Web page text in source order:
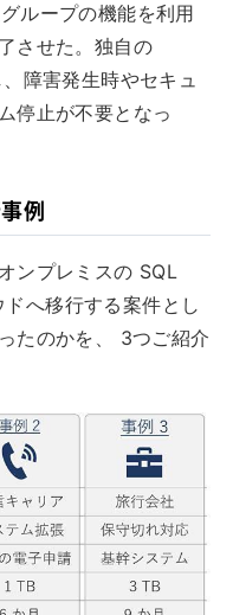
ループの機能を利用
させた。独自の
障害発生時やセキュ
停止が不要となっ
例
ンプレミスの SQL
へ移行する案件とし
たのかを、 3つご紹介